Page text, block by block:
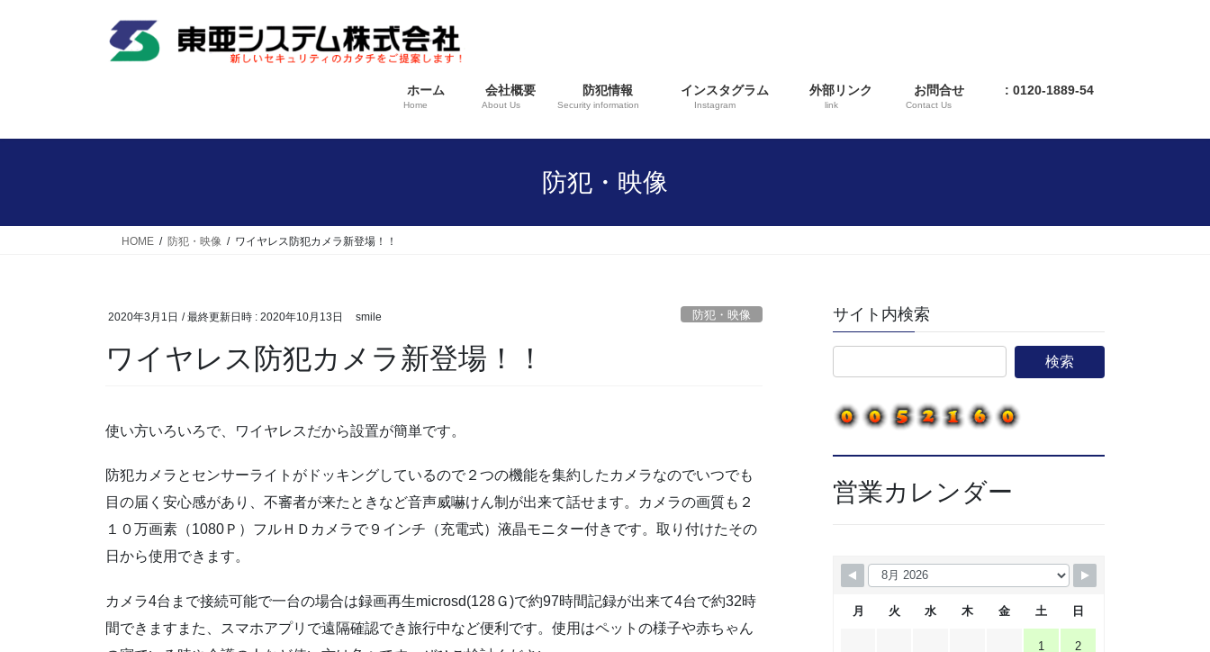
ス
ン
ホーム
Home
会社概要
About Us
防犯情報
Security information
インスタグラム
Instagram
外部リンク
link
お問合せ
Contact Us
: 0120-1889-54
防犯・映像
HOME 防犯・映像 ワイヤレス防犯カメラ新登場！！
2020年3月1日 / 最終更新日時 : 2020年10月13日 smile 防犯・映像
ワイヤレス防犯カメラ新登場！！
使い方いろいろで、ワイヤレスだから設置が簡単です。
防犯カメラとセンサーライトがドッキングしているので２つの機能を集約したカメラなのでいつでも
目の届く安心感があり、不審者が来たときなど音声威嚇けん制が出来て話せます。カメラの画質も２
１０万画素（1080Ｐ）フルＨＤカメラで９インチ（充電式）液晶モニター付きです。取り付けたその
日から使用できます。
カメラ4台まで接続可能で一台の場合は録画再生microsd(128Ｇ)で約97時間記録が出来て4台で約32時
間できますまた、スマホアプリで遠隔確認でき旅行中など便利です。使用はペットの様子や赤ちゃん
サイト内検索
営業カレンダー
月 火 水 木 金 土 日
1 2